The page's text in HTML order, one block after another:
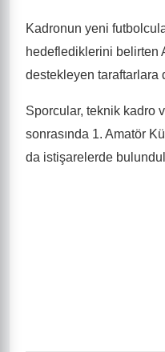
Kadronun yeni
hedeflediklerini belirten
destekleyen taraftarlara
Sporcular, teknik kadro
sonrasında 1. Amatör
da istişarelerde